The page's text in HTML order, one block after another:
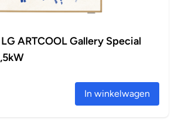
ARTCOOL Gallery Special
In winkelwagen